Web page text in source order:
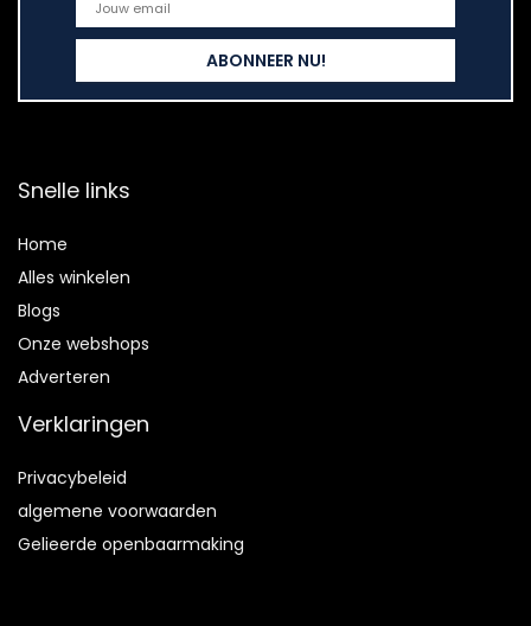
Snelle links
Home
Alles winkelen
Blogs
Onze webshops
Adverteren
Verklaringen
Privacybeleid
algemene voorwaarden
Gelieerde openbaarmaking